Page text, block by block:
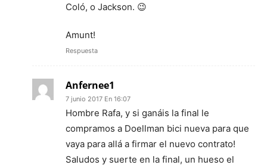
Coló, o Jackson. 😉
Amunt!
Respuesta
Anfernee1
7 junio 2017 En 16:07
Hombre Rafa, y si ganáis la final le
compramos a Doellman bici nueva para que
vaya para allá a firmar el nuevo contrato!
Saludos y suerte en la final, un hueso el